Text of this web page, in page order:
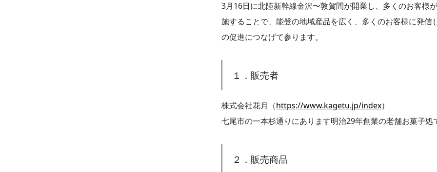
3月16日に北陸新幹線金沢〜敦賀間が開業し、多くのお客様
施することで、能登の地域産品を広く、多くのお客様に発信
の促進につなげて参ります。
１．販売者
株式会社花月（https://www.kagetu.jp/index）
七尾市の一本杉通りにあります明治29年創業の老舗お菓子処
２．販売商品